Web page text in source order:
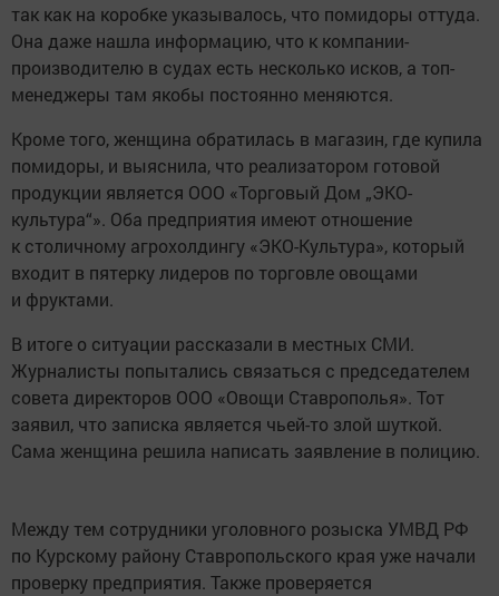
так как на коробке указывалось, что помидоры оттуда.
Она даже нашла информацию, что к компании-
производителю в судах есть несколько исков, а топ-
менеджеры там якобы постоянно меняются.
Кроме того, женщина обратилась в магазин, где купила
помидоры, и выяснила, что реализатором готовой
продукции является ООО «Торговый Дом „ЭКО-
культура“». Оба предприятия имеют отношение
к столичному агрохолдингу «ЭКО-Культура», который
входит в пятерку лидеров по торговле овощами
и фруктами.
В итоге о ситуации рассказали в местных СМИ.
Журналисты попытались связаться с председателем
совета директоров ООО «Овощи Ставрополья». Тот
заявил, что записка является чьей-то злой шуткой.
Сама женщина решила написать заявление в полицию.
Между тем сотрудники уголовного розыска УМВД РФ
по Курскому району Ставропольского края уже начали
проверку предприятия. Также проверяется